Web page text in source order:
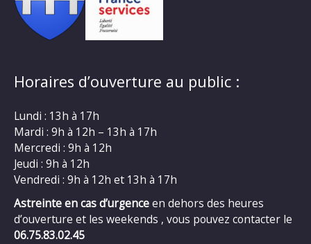
Horaires d’ouverture au public :
Lundi : 13h à 17h
Mardi : 9h à 12h – 13h à 17h
Mercredi : 9h à 12h
Jeudi : 9h à 12h
Vendredi : 9h à 12h et 13h à 17h
Astreinte en cas d’urgenceen dehors des heures
d’ouverture et les weekends , vous pouvez contacter le
06.75.83.02.45